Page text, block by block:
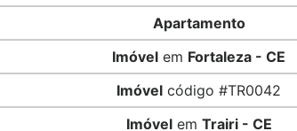
Apartamento
Imóvel em Fortaleza - CE
Imóvel código #TR0042
Imóvelem Trairi - CE